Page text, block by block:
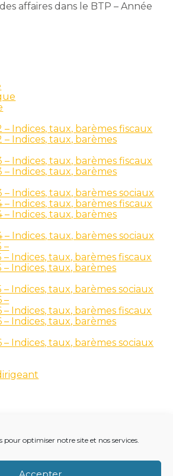
pour optimiser notre site et nos services.
Accepter
affaires dans le BTP – Année
– Indices, taux, barèmes fiscaux
– Indices, taux, barèmes
– Indices, taux, barèmes fiscaux
– Indices, taux, barèmes
Indices, taux, barèmes sociaux
– Indices, taux, barèmes fiscaux
– Indices, taux, barèmes
Indices, taux, barèmes sociaux
–
– Indices, taux, barèmes fiscaux
– Indices, taux, barèmes
Indices, taux, barèmes sociaux
–
– Indices, taux, barèmes fiscaux
– Indices, taux, barèmes
Indices, taux, barèmes sociaux
NOTRE ACTUALITÉ